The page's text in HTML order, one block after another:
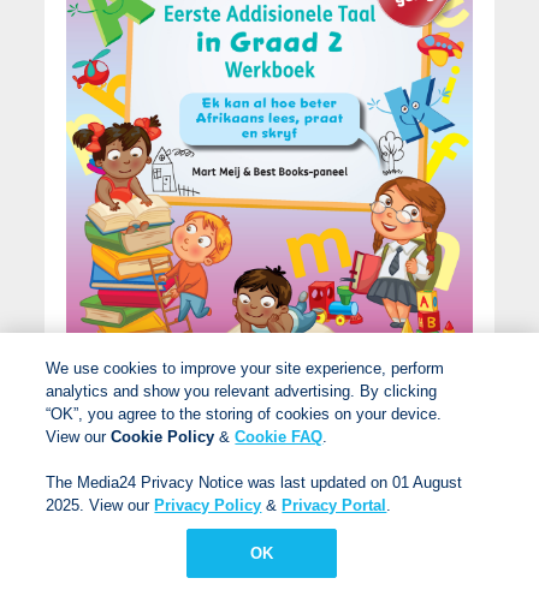
Nuwe Alles-In-Een Graad 2 Pret met Afrikaans
Eerste Addisionele Taal-werkboek
Beatrix de Villiers
Laurika Henning
We use cookies to improve your site experience, perform
analytics and show you relevant advertising. By clicking
“OK”, you agree to the storing of cookies on your device.
View ourCookie Policy &Cookie FAQ.
The Media24 Privacy Notice was last updated on 01 August
2025. View our Privacy Policy & Privacy Portal .
OK